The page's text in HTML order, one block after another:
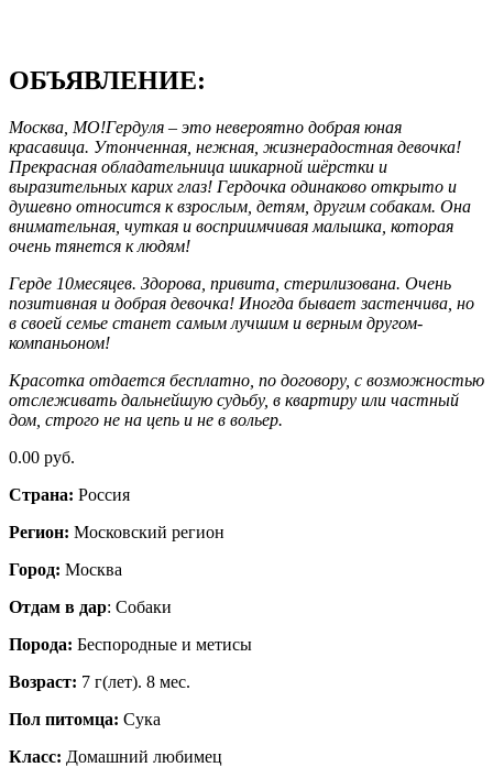
ОБЪЯВЛЕНИЕ:
Москва, МО!Гердуля – это невероятно добрая юная
красавица. Утонченная, нежная, жизнерадостная девочка!
Прекрасная обладательница шикарной шёрстки и
выразительных карих глаз! Гердочка одинаково открыто и
душевно относится к взрослым, детям, другим собакам. Она
внимательная, чуткая и восприимчивая малышка, которая
очень тянется к людям!
Герде 10месяцев. Здорова, привита, стерилизована. Очень
позитивная и добрая девочка! Иногда бывает застенчива, но
в своей семье станет самым лучшим и верным другом-
компаньоном!
Красотка отдается бесплатно, по договору, с возможностью
отслеживать дальнейшую судьбу, в квартиру или частный
дом, строго не на цепь и не в вольер.
0.00 руб.
Страна: Россия
Регион: Московский регион
Город: Москва
Отдам в дар: Собаки
Порода: Бeспородные и метисы
Возраст: 7 г(лет). 8 мес.
Пол питомца: Сука
Класс: Домашний любимец